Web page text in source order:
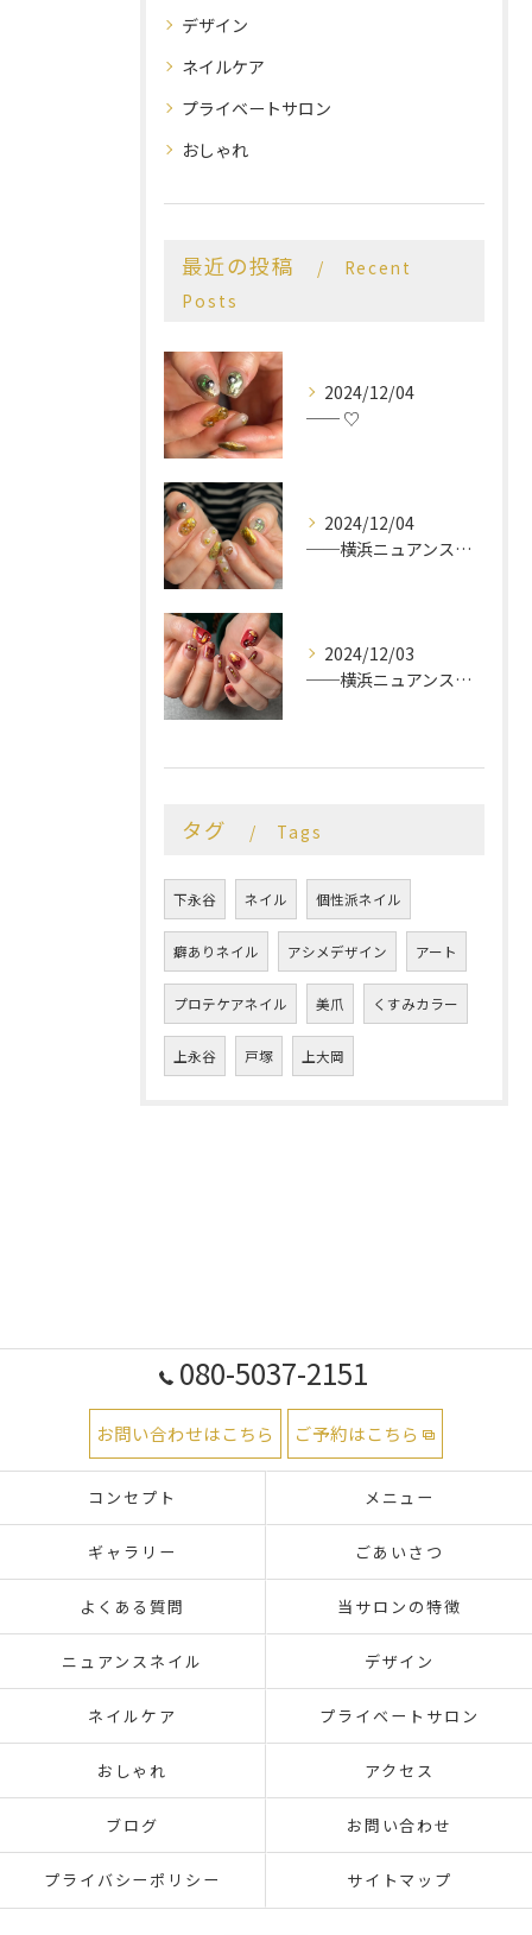
デザイン
ネイルケア
プライベートサロン
おしゃれ
最近の投稿
Recent
Posts
2024/12/04
── ♡
2024/12/04
──横浜ニュアンスネイルサロン♡
2024/12/03
──横浜ニュアンスネイルサロン♡
タグ Tags
下永谷 ネイル 個性派ネイル
癖ありネイル アシメデザイン アート
プロテケアネイル 美爪 くすみカラー
上永谷 戸塚 上大岡
080-5037-2151
お問い合わせはこちら ご予約はこちら
コンセプト メニュー
ギャラリー ごあいさつ
よくある質問 当サロンの特徴
ニュアンスネイル デザイン
ネイルケア プライベートサロン
おしゃれ アクセス
ブログ お問い合わせ
プライバシーポリシー サイトマップ